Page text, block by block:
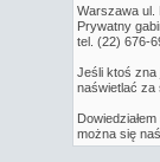
Warszawa ul.
Prywatny
tel. (22) 676-
Jeśli ktoś zna
naświetlać za
można się